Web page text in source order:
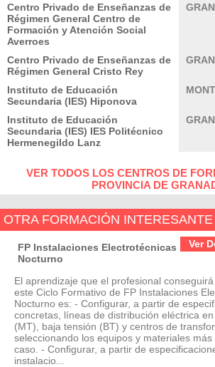
Centro Privado de Enseñanzas de
Régimen General Centro de
Formación y Atención Social
Averroes
Centro Privado de Enseñanzas de
Régimen General Cristo Rey
Instituto de Educación
Secundaria (IES) Hiponova
Instituto de Educación
Secundaria (IES) IES Politécnico
Hermenegildo Lanz
VER TODOS LOS CENTROS DE
PROVINCIA DE
OTRA FORMACIÓN INTERESANTE
Ver
FP Instalaciones Electrotécnicas
Nocturno
El aprendizaje que el profesional
este Ciclo Formativo de FP Instalaciones
Nocturno es: - Configurar, a partir de
concretas, líneas de distribución eléctrica
(MT), baja tensión (BT) y centros de
seleccionando los equipos y materiales
caso. - Configurar, a partir de
instalacio...